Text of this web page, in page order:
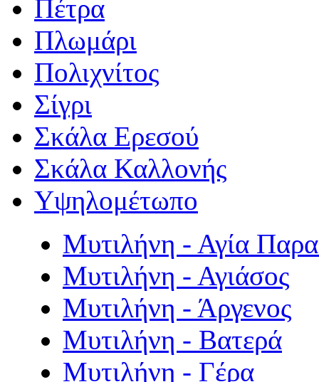
Πέτρα
Πλωμάρι
Πολιχνίτος
Σίγρι
Σκάλα Ερεσού
Σκάλα Καλλονής
Υψηλομέτωπο
Μυτιλήνη - Αγία
Μυτιλήνη - Αγιάσος
Μυτιλήνη - Άργενος
Μυτιλήνη - Βατερά
Μυτιλήνη - Γέρα